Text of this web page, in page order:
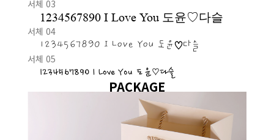
서체 03
1234567890 I Love You 도윤♡다슬
서체 04
1234567890 I Love You 도윤♡다슬
서체 05
1234567890 I Love You 도윤♡다슬
PACKAGE